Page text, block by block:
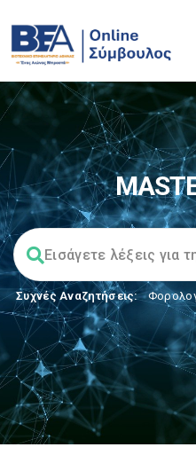
Συχνές Αναζητήσεις: